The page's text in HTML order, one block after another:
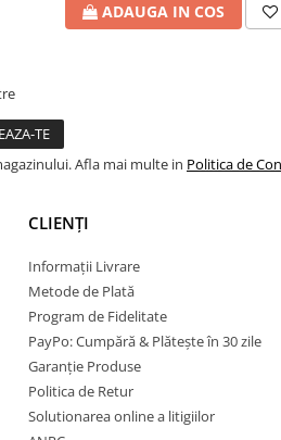
ADAUGA IN COS
Afla mai multe in Politica de
CLIENȚI
Informații Livrare
Metode de Plată
Program de Fidelitate
PayPo: Cumpără & Plătește în 30 zile
Garanție Produse
Politica de Retur
Solutionarea online a litigiilor